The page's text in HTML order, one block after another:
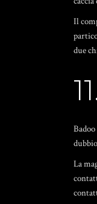
Il
due
La